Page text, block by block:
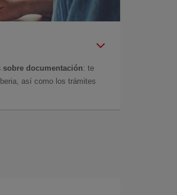
sobre documentación: te
así como los trámites